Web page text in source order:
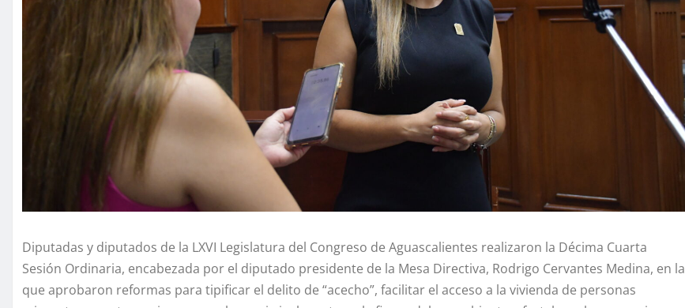
Diputadas y diputados de la LXVI Legislatura del Congreso de Aguascalientes realizaron la Décima Cuarta
Sesión Ordinaria, encabezada por el diputado presidente de la Mesa Directiva, Rodrigo Cervantes Medina, en la
que aprobaron reformas para tipificar el delito de “acecho”, facilitar el acceso a la vivienda de personas